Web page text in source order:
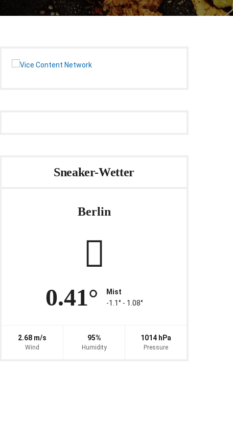
Sneaker-Wetter
Berlin
0.41°
Mist
-1.1° ‐ 1.08°
2.68 m/s
Wind
95%
Humidity
1014 hPa
Pressure